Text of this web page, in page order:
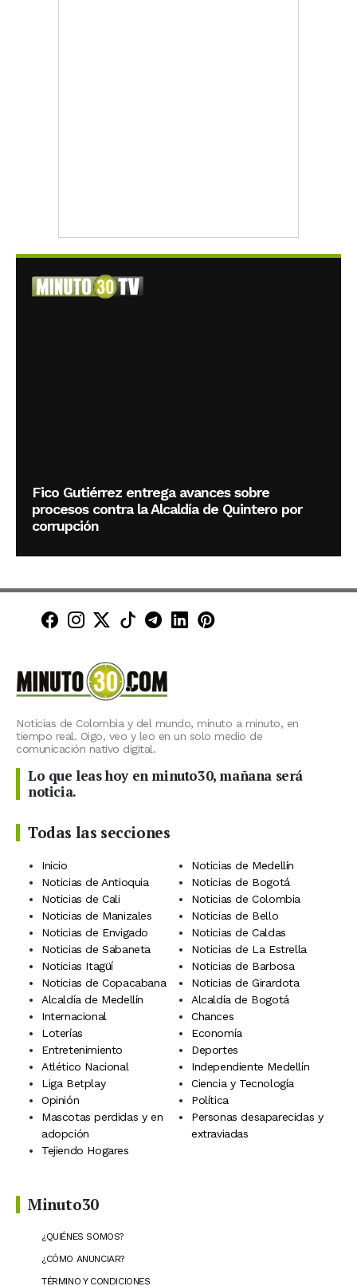
Fico Gutiérrez entrega avances sobre
procesos contra la Alcaldía de Quintero por
corrupción
Minuto30 en Facebook
Minuto30 en Instagram
Minuto30 en X (Twitter)
Minuto30 en TikTok
Canal de Minuto30 en
Minuto30 en LinkedIn
Minuto30 en
Noticias de Colombia y del mundo, minuto a minuto, en
tiempo real. Oigo, veo y leo en un solo medio de
comunicación nativo digital.
Lo que leas hoy en minuto30, mañana será
noticia.
Todas las secciones
Inicio
Noticias de Medellín
Noticias de Antioquia
Noticias de Bogotá
Noticias de Cali
Noticias de Colombia
Noticias de Manizales
Noticias de Bello
Noticias de Envigado
Noticias de Caldas
Noticias de Sabaneta
Noticias de La Estrella
Noticias Itagüí
Noticias de Barbosa
Noticias de Copacabana
Noticias de Girardota
Alcaldía de Medellín
Alcaldía de Bogotá
Internacional
Chances
Loterías
Economía
Entretenimiento
Deportes
Atlético Nacional
Independiente Medellín
Liga Betplay
Ciencia y Tecnología
Opinión
Política
Mascotas perdidas y en
adopción
Personas desaparecidas y
extraviadas
Tejiendo Hogares
Minuto30
¿QUIÉNES SOMOS?
¿CÓMO ANUNCIAR?
TÉRMINO Y CONDICIONES